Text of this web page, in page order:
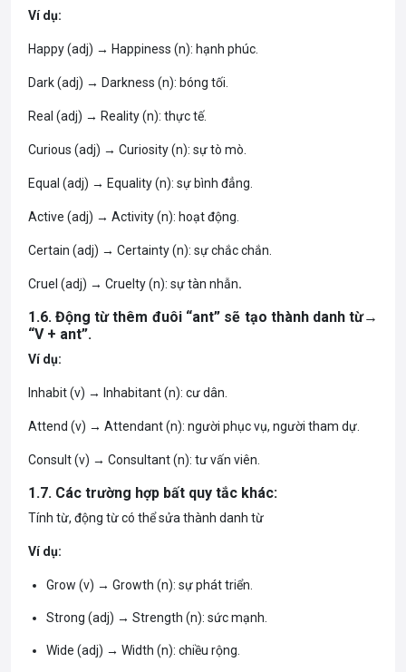
Ví dụ:
Happy (adj) → Happiness (n): hạnh phúc.
Dark (adj) → Darkness (n): bóng tối.
Real (adj) → Reality (n): thực tế.
Curious (adj) → Curiosity (n): sự tò mò.
Equal (adj) → Equality (n): sự bình đẳng.
Active (adj) → Activity (n): hoạt động.
Certain (adj) → Certainty (n): sự chắc chắn.
Cruel (adj) → Cruelty (n): sự tàn nhẫn.
1.6. Động từ thêm đuôi “ant” sẽ tạo thành danh từ→
“V + ant”.
Ví dụ:
Inhabit (v) → Inhabitant (n): cư dân.
Attend (v) → Attendant (n): người phục vụ, người tham dự.
Consult (v) → Consultant (n): tư vấn viên.
1.7. Các trường hợp bất quy tắc khác:
Tính từ, động từ có thể sửa thành danh từ
Ví dụ:
Grow (v) → Growth (n): sự phát triển.
Strong (adj) → Strength (n): sức mạnh.
Wide (adj) → Width (n): chiều rộng.